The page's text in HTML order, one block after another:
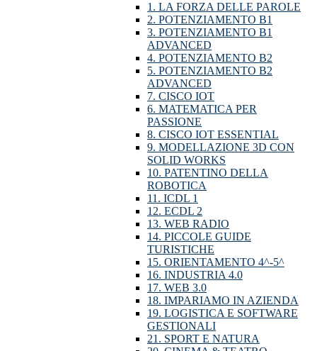
1. LA FORZA DELLE PAROLE
2. POTENZIAMENTO B1
3. POTENZIAMENTO B1
ADVANCED
4. POTENZIAMENTO B2
5. POTENZIAMENTO B2
ADVANCED
7. CISCO IOT
6. MATEMATICA PER
PASSIONE
8. CISCO IOT ESSENTIAL
9. MODELLAZIONE 3D CON
SOLID WORKS
10. PATENTINO DELLA
ROBOTICA
11. ICDL 1
12. ECDL 2
13. WEB RADIO
14. PICCOLE GUIDE
TURISTICHE
15. ORIENTAMENTO 4^-5^
16. INDUSTRIA 4.0
17. WEB 3.0
18. IMPARIAMO IN AZIENDA
19. LOGISTICA E SOFTWARE
GESTIONALI
21. SPORT E NATURA